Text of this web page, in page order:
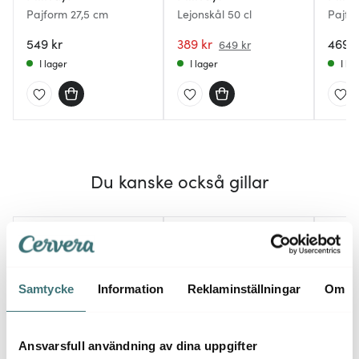
Samtycke Information Reklaminställningar Om
Ansvarsfull användning av dina uppgifter
Pajform 27,5 cm
549 kr
I lager
Lejonskål 50 cl
389 kr 649 kr
I lager
469
I
Du kanske också gillar
40%